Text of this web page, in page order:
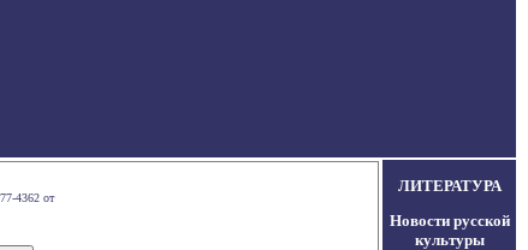
4362 от
ЛИТЕРАТУРА
Новости русской
культуры